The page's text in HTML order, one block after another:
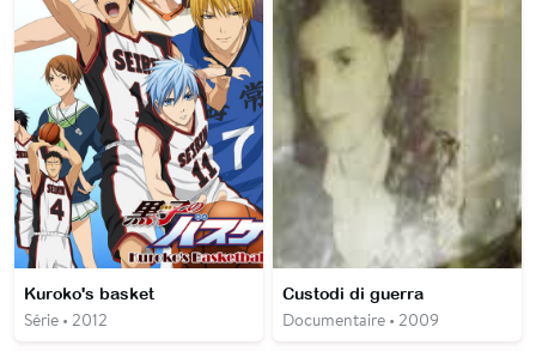
Kuroko's basket
Série • 2012
Custodi di guerra
Documentaire • 2009